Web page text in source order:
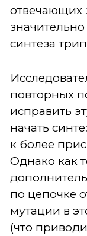
отвечающих
синтеза
повторных
исправить
начать
к более
Однако как
по цепочке
мутации в
(что